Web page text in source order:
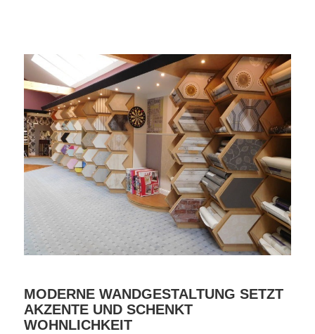
MODERNE WANDGESTALTUNG SETZT
AKZENTE UND SCHENKT
WOHNLICHKEIT